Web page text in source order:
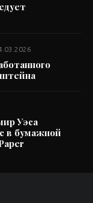
Уэса
в бумажной